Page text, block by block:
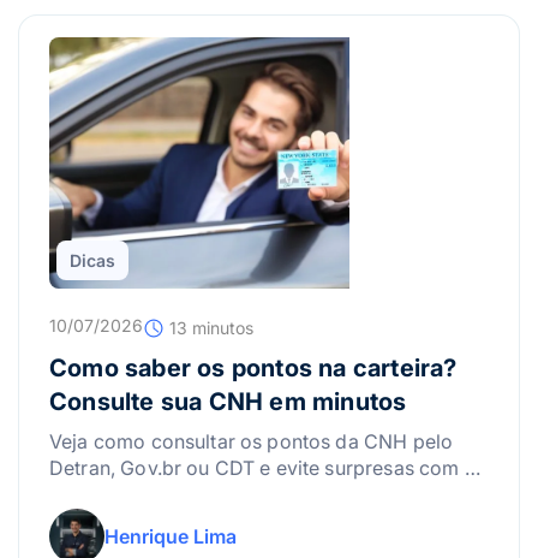
Dicas
10/07/2026 13 minutos
Como saber os pontos na carteira?
Consulte sua CNH em minutos
Veja como consultar os pontos da CNH pelo
Detran, Gov.br ou CDT e evite surpresas com a
Henrique Lima